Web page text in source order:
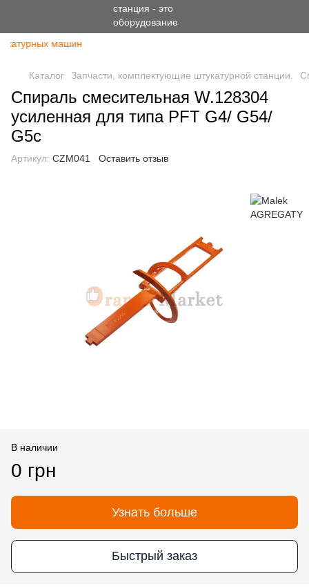
машин
Каталог Запчасти, комплектующие штукатурной станции.
Спираль смесительная W.128304
усиленная для типа PFT G4/ G54/
G5c
Артикул: CZM041 Оставить отзыв
В наличии
0 грн
Узнать больше
Быстрый заказ